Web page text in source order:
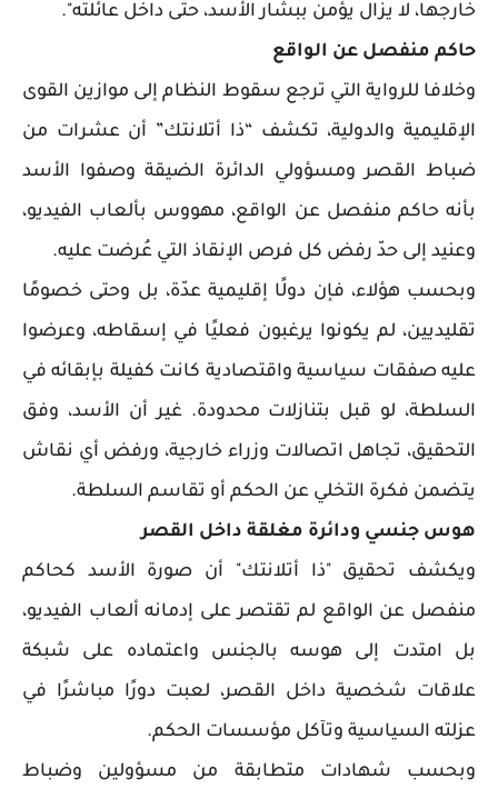
خارجها، لا يزال يؤمن ببشار الأسد، حتى داخل عائلته".
حاكم منفصل عن الواقع
وخلافا للرواية التي ترجع سقوط النظام إلى موازين القوى
الإقليمية والدولية، تكشف “ذا أتلانتك” أن عشرات من
ضباط القصر ومسؤولي الدائرة الضيقة وصفوا الأسد
بأنه حاكم منفصل عن الواقع، مهووس بألعاب الفيديو،
وعنيد إلى حدّ رفض كل فرص الإنقاذ التي عُرضت عليه.
وبحسب هؤلاء، فإن دولًا إقليمية عدّة، بل وحتى خصومًا
تقليديين، لم يكونوا يرغبون فعليًا في إسقاطه، وعرضوا
عليه صفقات سياسية واقتصادية كانت كفيلة بإبقائه في
السلطة، لو قبل بتنازلات محدودة. غير أن الأسد، وفق
التحقيق، تجاهل اتصالات وزراء خارجية، ورفض أي نقاش
يتضمن فكرة التخلي عن الحكم أو تقاسم السلطة.
هوس جنسي ودائرة مغلقة داخل القصر
ويكشف تحقيق "ذا أتلانتك" أن صورة الأسد كحاكم
منفصل عن الواقع لم تقتصر على إدمانه ألعاب الفيديو،
بل امتدت إلى هوسه بالجنس واعتماده على شبكة
علاقات شخصية داخل القصر، لعبت دورًا مباشرًا في
عزلته السياسية وتآكل مؤسسات الحكم.
وبحسب شهادات متطابقة من مسؤولين وضباط